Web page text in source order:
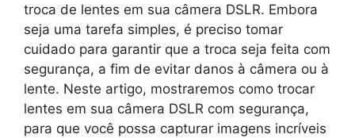
troca de lentes em sua câmera DSLR. Embora
seja uma tarefa simples, é preciso tomar
cuidado para garantir que a troca seja feita com
segurança, a fim de evitar danos à câmera ou à
lente. Neste artigo, mostraremos como trocar
lentes em sua câmera DSLR com segurança,
para que você possa capturar imagens incríveis